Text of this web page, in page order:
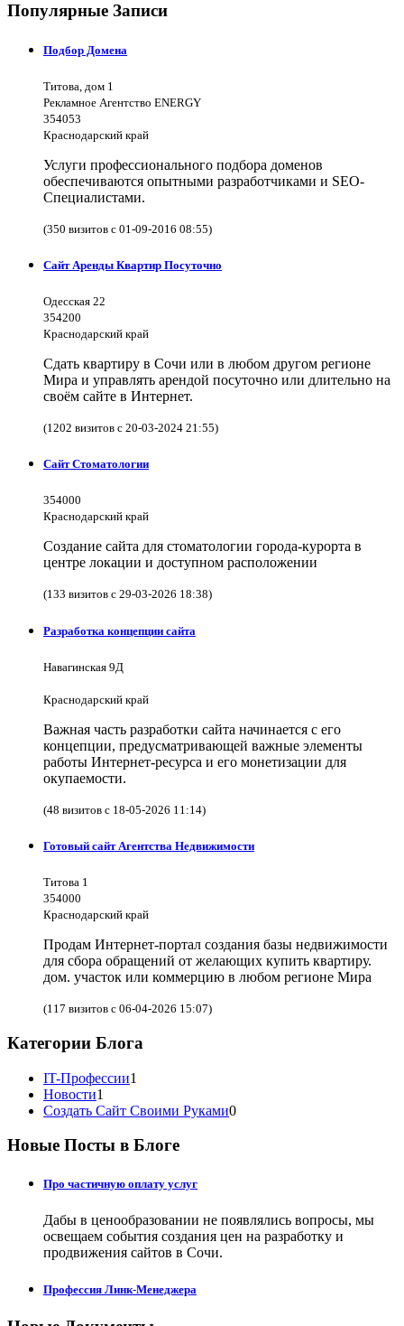
Популярные Записи
Подбор Домена
Титова, дом 1
Рекламное Агентство ENERGY
354053
Краснодарский край
Услуги профессионального подбора доменов
обеспечиваются опытными разработчиками и SEO-
Специалистами.
(350 визитов с 01-09-2016 08:55)
Сайт Аренды Квартир Посуточно
Одесская 22
354200
Краснодарский край
Сдать квартиру в Сочи или в любом другом регионе
Мира и управлять арендой посуточно или длительно на
своём сайте в Интернет.
(1202 визитов с 20-03-2024 21:55)
Сайт Стоматологии
354000
Краснодарский край
Создание сайта для стоматологии города-курорта в
центре локации и доступном расположении
(133 визитов с 29-03-2026 18:38)
Разработка концепции сайта
Навагинская 9Д
Краснодарский край
Важная часть разработки сайта начинается с его
концепции, предусматривающей важные элементы
работы Интернет-ресурса и его монетизации для
окупаемости.
(48 визитов с 18-05-2026 11:14)
Готовый сайт Агентства Недвижимости
Титова 1
354000
Краснодарский край
Продам Интернет-портал создания базы недвижимости
для сбора обращений от желающих купить квартиру.
дом. участок или коммерцию в любом регионе Мира
(117 визитов с 06-04-2026 15:07)
Категории Блога
IT-Профессии1
Новости1
Создать Сайт Своими Руками0
Новые Посты в Блоге
Про частичную оплату услуг
Дабы в ценообразовании не появлялись вопросы, мы
освещаем события создания цен на разработку и
продвижения сайтов в Сочи.
Профессия Линк-Менеджера